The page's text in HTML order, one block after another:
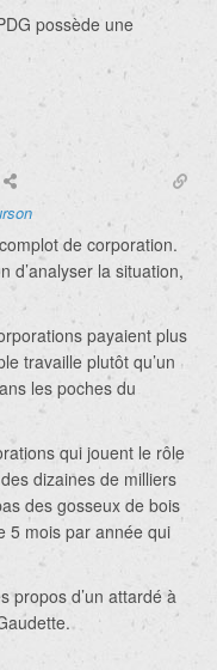
possède une
de corporation.
d’analyser la situation,
payaient plus
travaille plutôt qu’un
les poches du
qui jouent le rôle
dizaines de milliers
des gosseux de bois
5 mois par année qui
propos d’un attardé à